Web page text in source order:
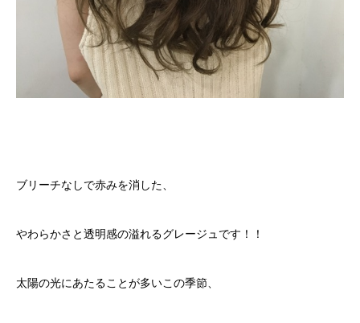
ブリーチなしで赤みを消した、
やわらかさと透明感の溢れるグレージュです！！
太陽の光にあたることが多いこの季節、